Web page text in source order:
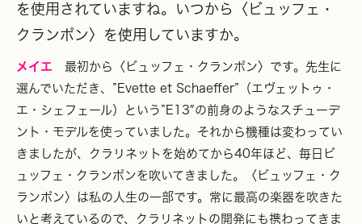
を使用されていますね。いつから〈ビュッフェ・
クランポン〉を使用していますか。
メイエ
最初から〈ビュッフェ・クランポン〉です。先生に
選んでいただき、”Evette et Schaeffer”（エヴェットゥ・
エ・シェフェール）という”E13″の前身のようなスチューデ
ント・モデルを使っていました。それから機種は変わってい
きましたが、クラリネットを始めてから40年ほど、毎日ビ
ュッフェ・クランポンを吹いてきました。〈ビュッフェ・ク
ランポン〉は私の人生の一部です。常に最高の楽器を吹きた
いと考えているので、クラリネットの開発にも携わってきま